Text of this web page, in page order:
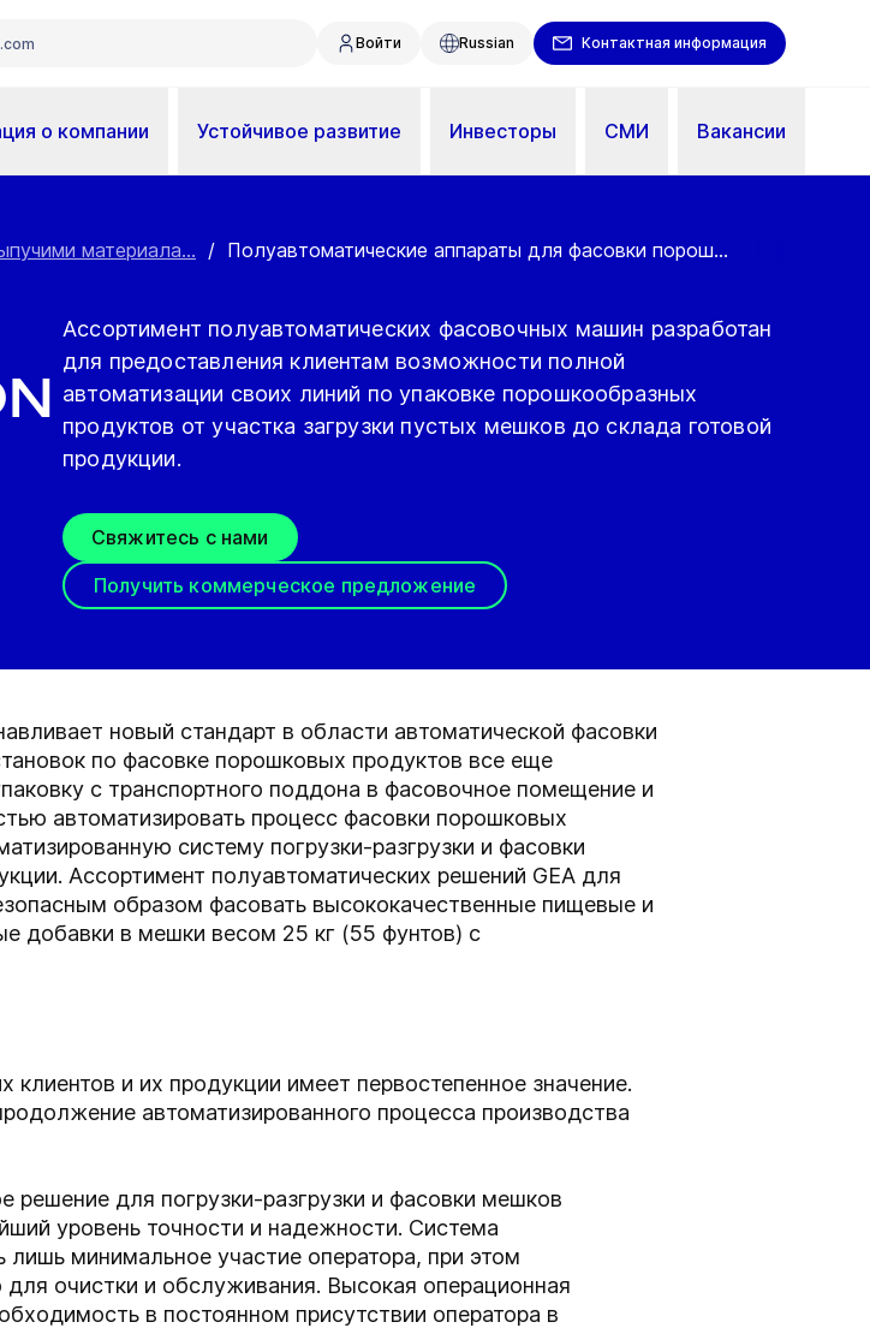
Войти Russian Контактная информация
о компании Устойчивое развитие Инвесторы СМИ Вакансии
материала... / Полуавтоматические аппараты для фасовки порош...
Ассортимент полуавтоматических фасовочных машин разработан
для предоставления клиентам возможности полной
автоматизации своих линий по упаковке порошкообразных
продуктов от участка загрузки пустых мешков до склада готовой
продукции.
Свяжитесь с нами
Получить коммерческое предложение
новый стандарт в области автоматической фасовки
по фасовке порошковых продуктов все еще
с транспортного поддона в фасовочное помещение и
автоматизировать процесс фасовки порошковых
систему погрузки-разгрузки и фасовки
Ассортимент полуавтоматических решений GEA для
образом фасовать высококачественные пищевые и
добавки в мешки весом 25 кг (55 фунтов) с
и их продукции имеет первостепенное значение.
автоматизированного процесса производства
решение для погрузки-разгрузки и фасовки мешков
уровень точности и надежности. Система
минимальное участие оператора, при этом
очистки и обслуживания. Высокая операционная
в постоянном присутствии оператора в